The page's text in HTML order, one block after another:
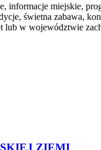
informacje miejskie,
świetna zabawa,
lub w województwie
ZIEMI